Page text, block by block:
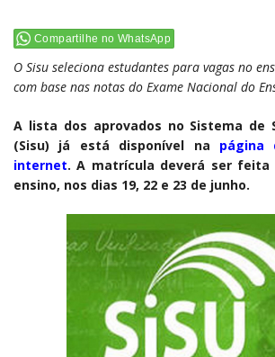
Compartilhe no WhatsApp
O Sisu seleciona estudantes para vagas no
com base nas notas do Exame Nacional do
A lista dos aprovados no Sistema de
(Sisu) já está disponível na página
internet. A matrícula deverá ser
ensino, nos dias 19, 22 e 23 de junho.